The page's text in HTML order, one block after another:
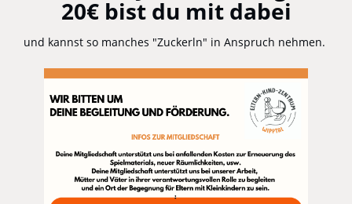
20€ bist du mit dabei
und kannst so manches "Zuckerln" in Anspruch nehmen.